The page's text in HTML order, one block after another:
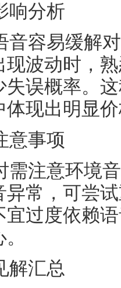
响分析
音容易缓解
现波动时，
失误概率。
体现出明显
意事项
需注意环境
异常，可尝
宜过度依赖
解汇总